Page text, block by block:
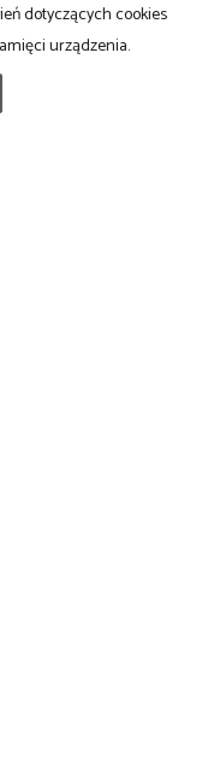
dotyczących cookies
urządzenia.